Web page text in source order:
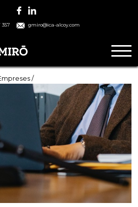
357 gmiro@ica-alcoy.com